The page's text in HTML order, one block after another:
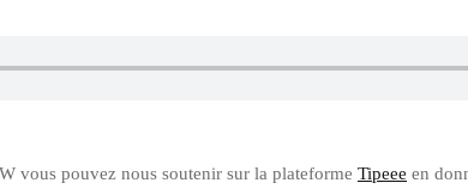
vous pouvez nous soutenir sur la plateforme Tipeee en